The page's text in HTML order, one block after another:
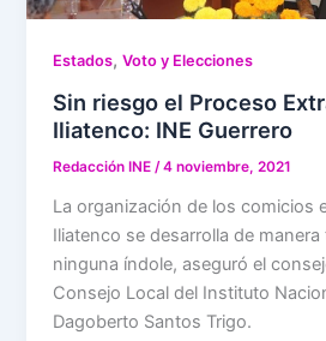
Estados,Voto y Elecciones
Sin riesgo el Proceso
Iliatenco: INE Guerrero
Redacción INE/4 noviembre, 2021
La organización de los comicios
Iliatenco se desarrolla de
ninguna índole, aseguró el
Consejo Local del Instituto
Dagoberto Santos Trigo.